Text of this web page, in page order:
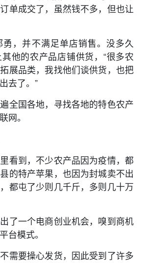
单成交了，虽然钱不多，但也让
，并不满足单店销售。没多久
他的农产品店铺供货，“很多农
展品类，我找他们谈供货，也把
去了。”
全国各地，寻找各地的特色农产
网。
看到，不少农产品因为疫情，都
的特产苹果，也因为封城卖不出
都屯了少则几千斤，多则几十万
了一个电商创业机会，嗅到商机
台模式。
需要操心发货，因此受到了许多